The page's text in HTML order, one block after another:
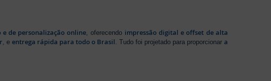
de personalização online , oferecendo impressão digital e offset de alta
, e entrega rápida para todo o Brasil . Tudo foi projetado para proporcionar a